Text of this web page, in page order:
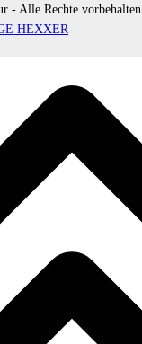
- Alle Rechte vorbehalten |
HEXXER